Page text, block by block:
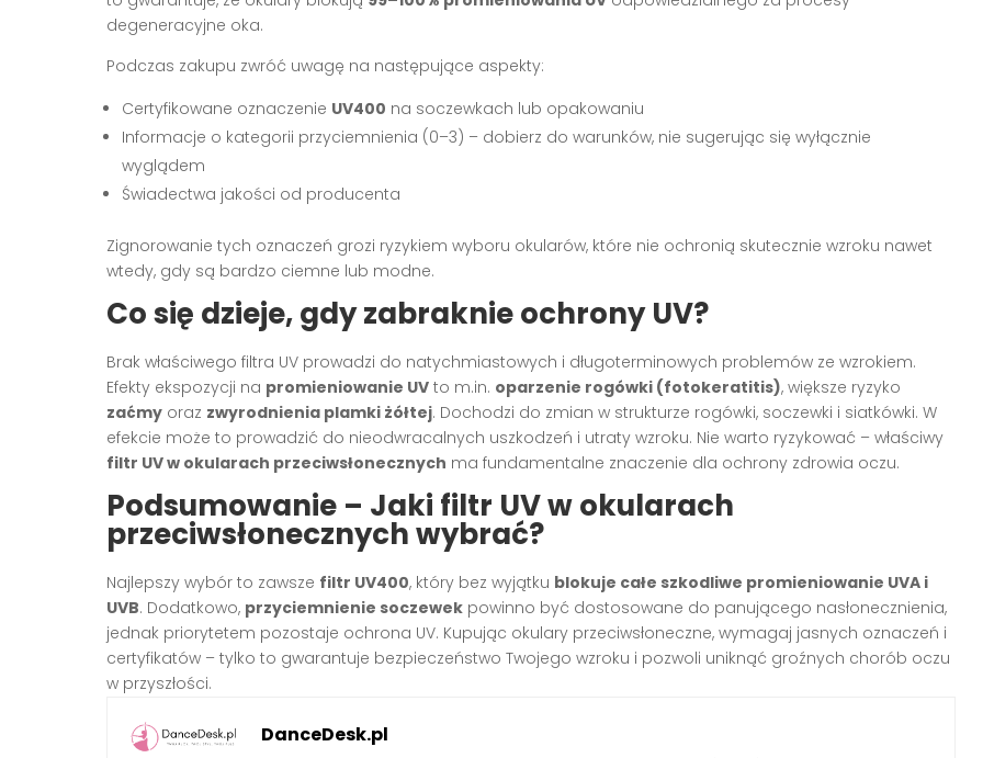
degeneracyjne oka.
Podczas zakupu zwróć uwagę na następujące aspekty:
Certyfikowane oznaczenie UV400 na soczewkach lub opakowaniu
Informacje o kategorii przyciemnienia (0–3) – dobierz do warunków, nie sugerując się wyłącznie
wyglądem
Świadectwa jakości od producenta
Zignorowanie tych oznaczeń grozi ryzykiem wyboru okularów, które nie ochronią skutecznie wzroku nawet
wtedy, gdy są bardzo ciemne lub modne.
Co się dzieje, gdy zabraknie ochrony UV?
Brak właściwego filtra UV prowadzi do natychmiastowych i długoterminowych problemów ze wzrokiem.
Efekty ekspozycji na promieniowanie UV to m.in. oparzenie rogówki (fotokeratitis), większe ryzyko
zaćmy oraz zwyrodnienia plamki żółtej. Dochodzi do zmian w strukturze rogówki, soczewki i siatkówki. W
efekcie może to prowadzić do nieodwracalnych uszkodzeń i utraty wzroku. Nie warto ryzykować – właściwy
filtr UV w okularach przeciwsłonecznych ma fundamentalne znaczenie dla ochrony zdrowia oczu.
Podsumowanie – Jaki filtr UV w okularach
przeciwsłonecznych wybrać?
Najlepszy wybór to zawsze filtr UV400, który bez wyjątku blokuje całe szkodliwe promieniowanie UVA i
UVB. Dodatkowo, przyciemnienie soczewek powinno być dostosowane do panującego nasłonecznienia,
jednak priorytetem pozostaje ochrona UV. Kupując okulary przeciwsłoneczne, wymagaj jasnych oznaczeń i
certyfikatów – tylko to gwarantuje bezpieczeństwo Twojego wzroku i pozwoli uniknąć groźnych chorób oczu
w przyszłości.
DanceDesk.pl